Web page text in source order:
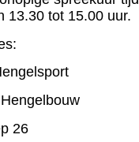
13.30 tot 15.00 uur.
26